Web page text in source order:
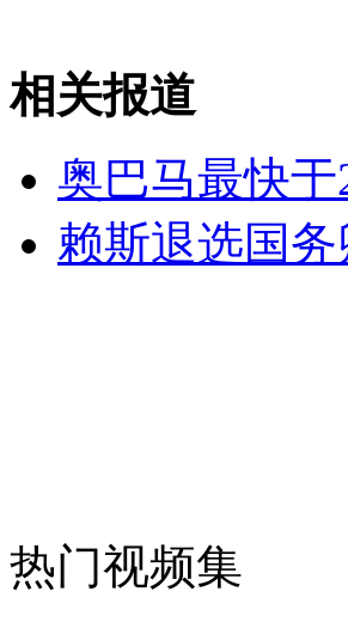
女孩北京地铁殴打老人 痛下狠手拳
无痛分娩是否安全 医生回应
相关报道
奥巴马最快
赖斯退选国
热门视频集